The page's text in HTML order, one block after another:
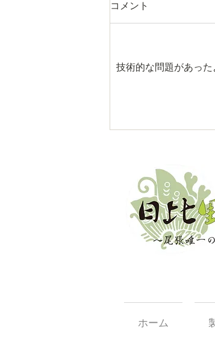
夏が過ぎました
コメント
技術的な問題があっ
ホーム